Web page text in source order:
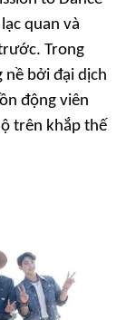
quan và
Trong
nề bởi đại dịch
động viên
trên khắp thế